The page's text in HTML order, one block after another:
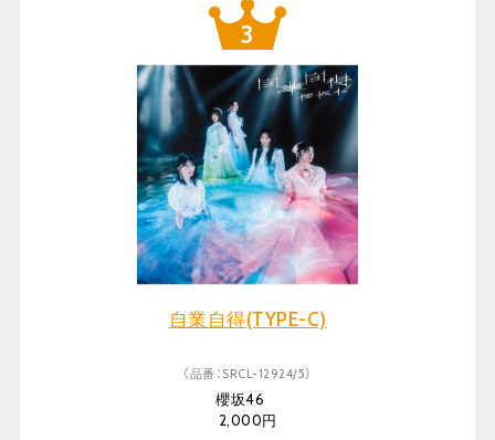
自業自得(TYPE-C)
（品番：SRCL-12924/5）
櫻坂46
2,000円